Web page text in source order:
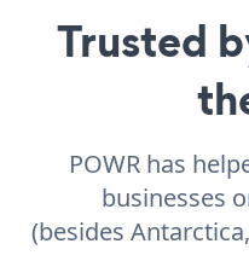
Trusted
POWR has
businesses
(besides